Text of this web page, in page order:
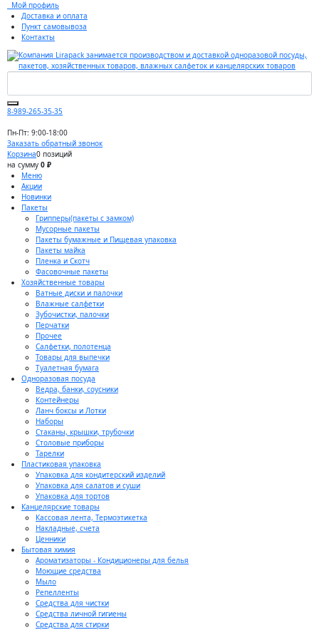
Мой профиль
Доставка и оплата
Пункт самовывоза
Контакты
8-989-265-35-35
Пн-Пт: 9:00-18:00
Заказать обратный звонок
Корзина0 позиций
на сумму 0 ₽
Меню
Акции
Новинки
Пакеты
Грипперы(пакеты с замком)
Мусорные пакеты
Пакеты бумажные и Пищевая упаковка
Пакеты майка
Пленка и Скотч
Фасовочные пакеты
Хозяйственные товары
Ватные диски и палочки
Влажные салфетки
Зубочистки, палочки
Перчатки
Прочее
Салфетки, полотенца
Товары для выпечки
Туалетная бумага
Одноразовая посуда
Ведра, банки, соусники
Контейнеры
Ланч боксы и Лотки
Наборы
Стаканы, крышки, трубочки
Столовые приборы
Тарелки
Пластиковая упаковка
Упаковка для кондитерский изделий
Упаковка для салатов и суши
Упаковка для тортов
Канцелярские товары
Кассовая лента, Термоэтикетка
Накладные, счета
Ценники
Бытовая химия
Ароматизаторы - Кондиционеры для белья
Моющие средства
Мыло
Репелленты
Средства для чистки
Средства личной гигиены
Средства для стирки